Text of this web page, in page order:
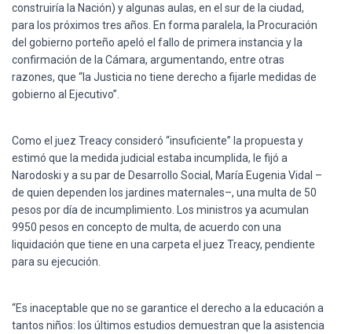
construiría la Nación) y algunas aulas, en el sur de la ciudad,
para los próximos tres años. En forma paralela, la Procuración
del gobierno porteño apeló el fallo de primera instancia y la
confirmación de la Cámara, argumentando, entre otras
razones, que “la Justicia no tiene derecho a fijarle medidas de
gobierno al Ejecutivo”.
Como el juez Treacy consideró “insuficiente” la propuesta y
estimó que la medida judicial estaba incumplida, le fijó a
Narodoski y a su par de Desarrollo Social, María Eugenia Vidal –
de quien dependen los jardines maternales–, una multa de 50
pesos por día de incumplimiento. Los ministros ya acumulan
9950 pesos en concepto de multa, de acuerdo con una
liquidación que tiene en una carpeta el juez Treacy, pendiente
para su ejecución.
“Es inaceptable que no se garantice el derecho a la educación a
tantos niños: los últimos estudios demuestran que la asistencia